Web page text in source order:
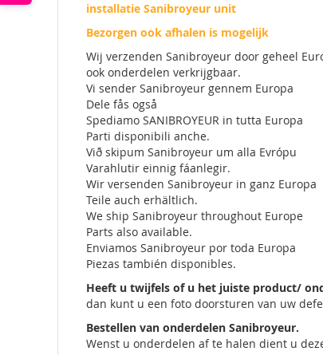
installatie Sanibroyeur unit
Bezorgen ook afhalen is mogelijk
Wij verzenden Sanibroyeur door geheel
ook onderdelen verkrijgbaar.
Vi sender Sanibroyeur gennem Europa
Dele fås også
Spediamo SANIBROYEUR in tutta Europa
Parti disponibili anche.
Við skipum Sanibroyeur um alla Evrópu
Varahlutir einnig fáanlegir.
Wir versenden Sanibroyeur in ganz Europa
Teile auch erhältlich.
We ship Sanibroyeur throughout Europe
Parts also available.
Enviamos Sanibroyeur por toda Europa
Piezas también disponibles.
Heeft u twijfels of u het juiste product/
dan kunt u een foto doorsturen van uw
Bestellen van onderdelen Sanibroyeur.
Wenst u onderdelen af te halen dient u